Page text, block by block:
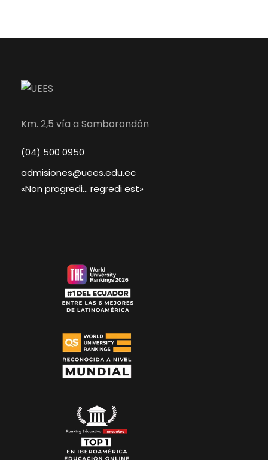
Km. 2,5 vía a Samborondón
(04) 500 0950
admisiones@uees.edu.ec
«Non progredi… regredi est»